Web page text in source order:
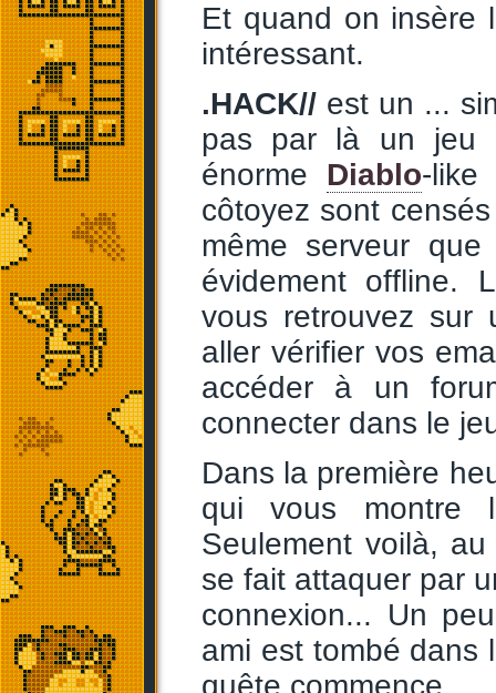
Et quand on
intéressant.
.HACK// est un ...
pas par là un jeu
énorme Diablo-like
côtoyez sont
même serveur
évidement offline.
vous retrouvez sur
aller vérifier vos
accéder à un
connecter dans le
Dans la première
qui vous montre
Seulement voilà,
se fait attaquer par
connexion... Un
ami est tombé dans
quête commence.